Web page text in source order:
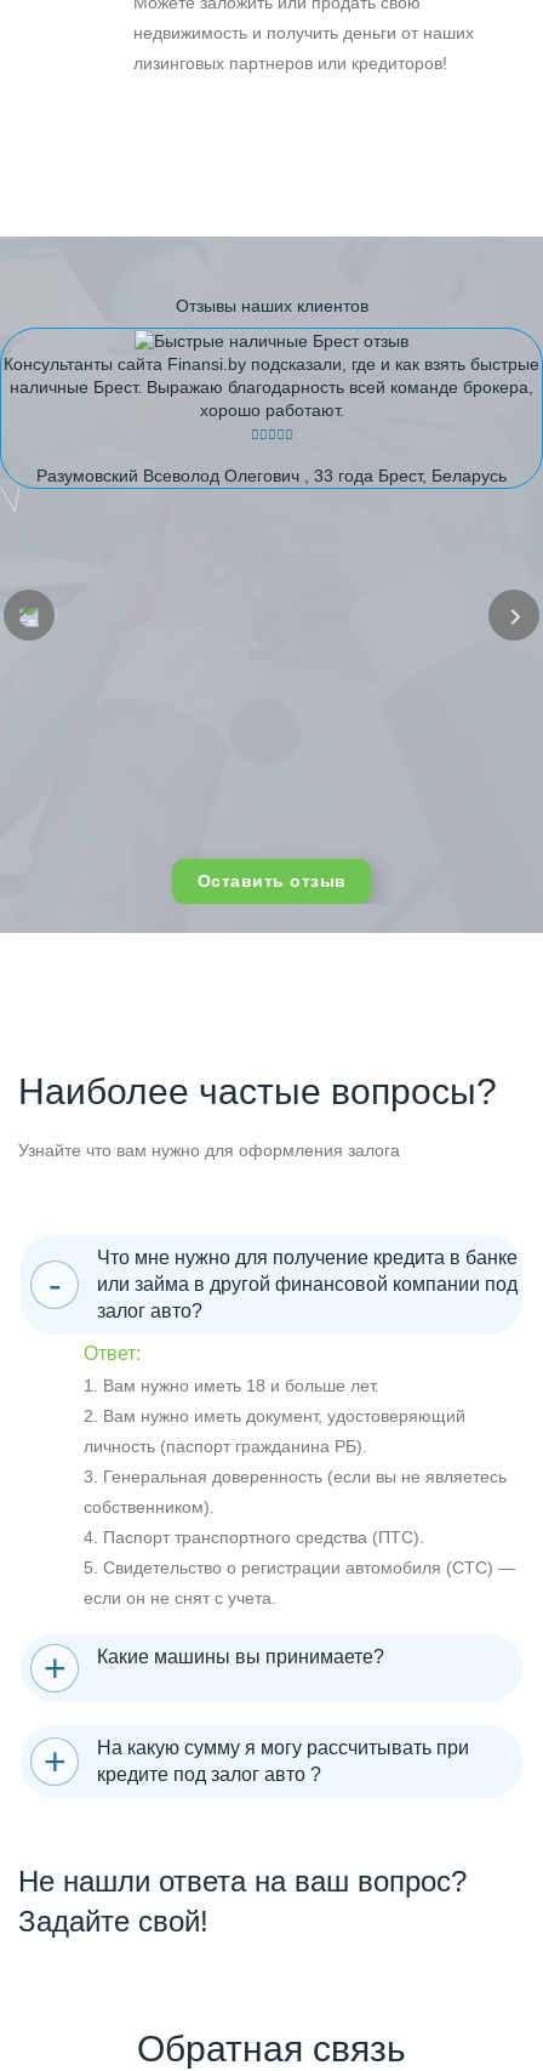
недвижимость и получить деньги от наших
лизинговых партнеров или кредиторов!
Отзывы наших клиентов
Консультанты сайта Finansi.by подсказали, где и как взять быстрые
наличные Брест. Выражаю благодарность всей команде брокера,
хорошо работают.
Разумовский Всеволод Олегович , 33 года Брест, Беларусь
Оставить отзыв
Наиболее частые вопросы?
Узнайте что вам нужно для оформления залога
Что мне нужно для получение кредита в банке
или займа в другой финансовой компании под
залог авто?
Ответ:
1. Вам нужно иметь 18 и больше лет.
2. Вам нужно иметь документ, удостоверяющий
личность (паспорт гражданина РБ).
3. Генеральная доверенность (если вы не являетесь
собственником).
4. Паспорт транспортного средства (ПТС).
5. Свидетельство о регистрации автомобиля (СТС) —
если он не снят с учета.
Какие машины вы принимаете?
На какую сумму я могу рассчитывать при
кредите под залог авто ?
Не нашли ответа на ваш вопрос?
Задайте свой!
Обратная связь